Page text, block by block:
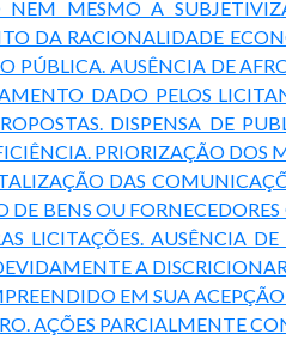
MESMO A
DA RACIONALIDADE
AUSÊNCIA DE
DADO PELOS
DISPENSA DE
PRIORIZAÇÃO DOS
DAS
BENS OU
LICITAÇÕES. AUSÊNCIA
A
EM SUA
AÇÕES PARCIALMENTE